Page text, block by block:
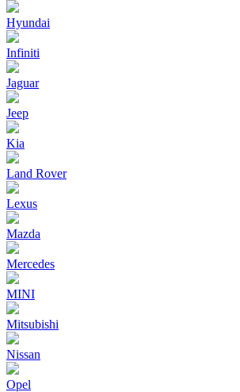
Hyundai
Infiniti
Jaguar
Jeep
Kia
Land Rover
Lexus
Mazda
Mercedes
MINI
Mitsubishi
Nissan
Opel